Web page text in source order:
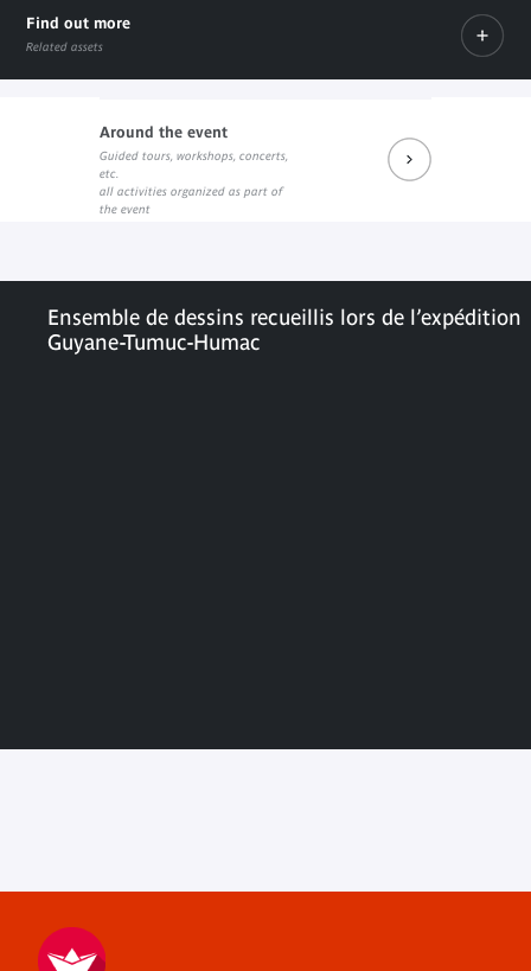
Find out more
Related assets
Société des amis du musée
External link
La culture wayana dans les collections du
Around the event
Guided tours, workshops, concerts,
etc.
all activities organized as part of
the event
Ensemble de dessins recueillis lors de l’expédition
Guyane-Tumuc-Humac